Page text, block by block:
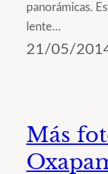
panorámicas.
lente…
21/05/
Más